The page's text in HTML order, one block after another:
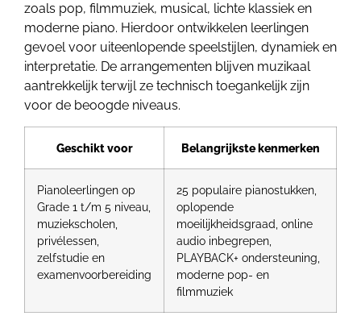
zoals pop, filmmuziek, musical, lichte klassiek en
moderne piano. Hierdoor ontwikkelen leerlingen
gevoel voor uiteenlopende speelstijlen, dynamiek en
interpretatie. De arrangementen blijven muzikaal
aantrekkelijk terwijl ze technisch toegankelijk zijn
voor de beoogde niveaus.
Geschikt voor Belangrijkste kenmerken
Pianoleerlingen op
Grade 1 t/m 5 niveau,
muziekscholen,
privélessen,
zelfstudie en
examenvoorbereiding
25 populaire pianostukken,
oplopende
moeilijkheidsgraad, online
audio inbegrepen,
PLAYBACK+ ondersteuning,
moderne pop- en
filmmuziek